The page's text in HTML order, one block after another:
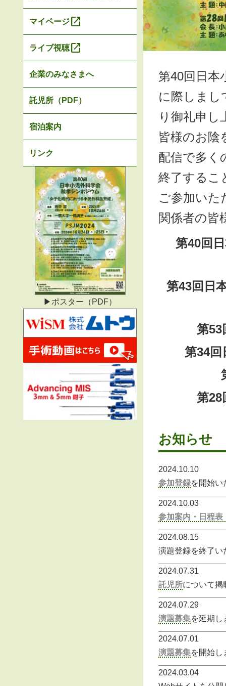
マイページopen_in_new
ライブ視聴open_in_new
企業のみなさまへ
託児所（PDF）
宿泊案内
リンク
▶ポスター（PDF）
第40回日本
に際しまし
り御礼申し
皆様のお陰
配信で多く
終了するこ
ご参加いた
関係者の皆
第40回
第43回日
第53
第34回
第28
お知らせ
2024.10.10
参加登録を開始い
2024.10.03
参加案内・日程表
2024.08.15
演題登録を終了い
2024.07.31
託児所について掲
2024.07.29
演題募集を延期し
2024.07.01
演題募集を開始し
2024.03.04